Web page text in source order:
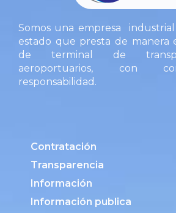
Somos una empresa
estado que presta de manera
de terminal de
aeroportuarios, con
responsabilidad.
Contratación
Transparencia
Información
Información publica